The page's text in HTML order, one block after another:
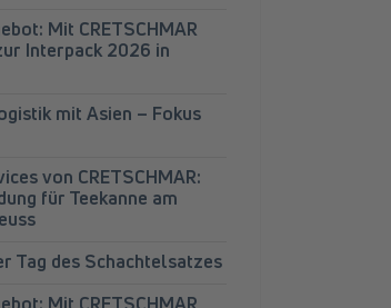
Mit CRETSCHMAR
Interpack 2026 in
mit Asien – Fokus
von CRETSCHMAR:
für Teekanne am
Tag des Schachtelsatzes